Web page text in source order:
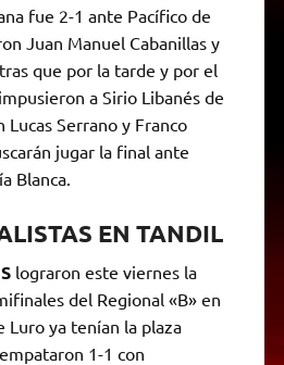
fue 2-1 ante Pacífico de
Juan Manuel Cabanillas y
que por la tarde y por el
a Sirio Libanés de
Serrano y Franco
jugar la final ante
Blanca.
EN TANDIL
lograron este viernes la
del Regional «B» en
Luro ya tenían la plaza
1-1 con